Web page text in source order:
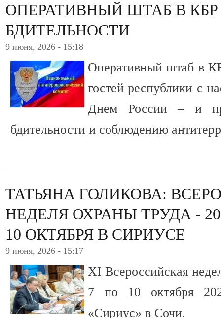
ОПЕРАТИВНЫЙ ШТАБ В
БДИТЕЛЬНОСТИ
9 июня, 2026 - 15:18
Оперативный штаб в
гостей республики с
Днем России – и
бдительности и соблюдению
ТАТЬЯНА ГОЛИКОВА:
НЕДЕЛЯ ОХРАНЫ ТРУДА -
10 ОКТЯБРЯ В СИРИУСЕ
9 июня, 2026 - 15:17
XI Всероссийская
7 по 10 октября
«Сириус» в Сочи.